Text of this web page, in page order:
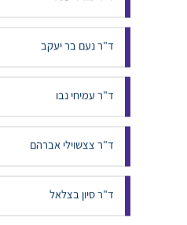
ד"ר מורג רועי
ד"ר מורד עסלי
ד"ר נעם בר יעקב
ד"ר עמיחי נבו
ד"ר צצשוילי אברהם